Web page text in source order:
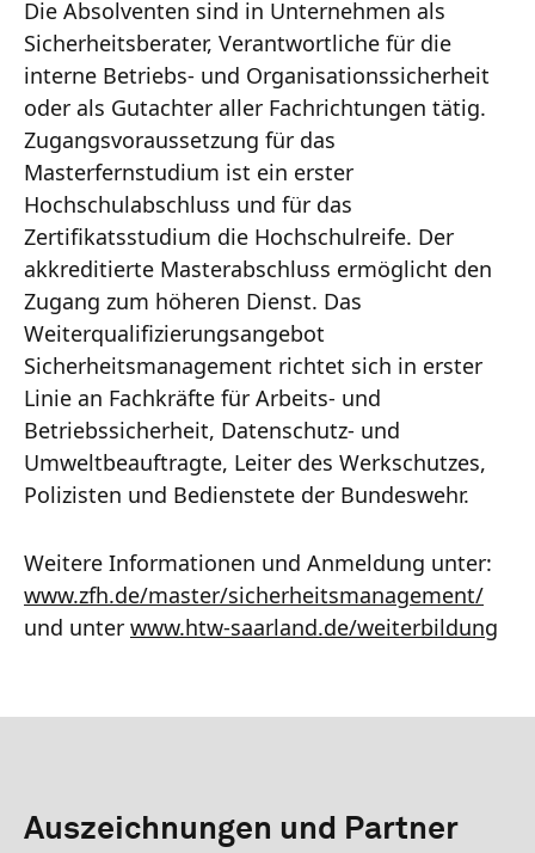
Die Absolventen sind in Unternehmen als
Sicherheitsberater, Verantwortliche für die
interne Betriebs- und Organisationssicherheit
oder als Gutachter aller Fachrichtungen tätig.
Zugangsvoraussetzung für das
Masterfernstudium ist ein erster
Hochschulabschluss und für das
Zertifikatsstudium die Hochschulreife. Der
akkreditierte Masterabschluss ermöglicht den
Zugang zum höheren Dienst. Das
Weiterqualifizierungsangebot
Sicherheitsmanagement richtet sich in erster
Linie an Fachkräfte für Arbeits- und
Betriebssicherheit, Datenschutz- und
Umweltbeauftragte, Leiter des Werkschutzes,
Polizisten und Bedienstete der Bundeswehr.
Weitere Informationen und Anmeldung unter:
www.zfh.de/master/sicherheitsmanagement/
und unter www.htw-saarland.de/weiterbildung
Auszeichnungen und Partner